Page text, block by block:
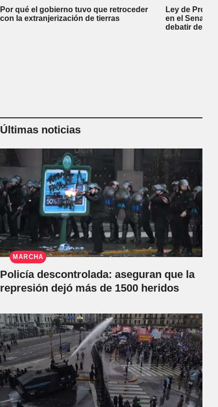
Por qué el gobierno tuvo que retroceder
con la extranjerización de tierras
Ley de
en el Senado
debatir
Últimas noticias
MARCHA
Policía descontrolada: aseguran que la
represión dejó más de 1500 heridos